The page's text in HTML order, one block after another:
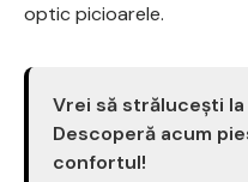
optic picioarele.
Vrei să strălucești
Descoperă acum
confortul!